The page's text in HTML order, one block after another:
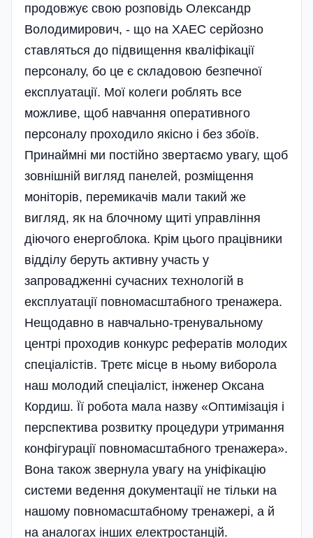
продовжує свою розповідь Олександр
Володимирович, - що на ХАЕС серйозно
ставляться до під­ви­щення квалі­фікації
персоналу, бо це є складовою безпечної
експлуатації. Мої колеги роблять все
можливе, щоб навчання оперативного
персоналу проходило якісно і без збоїв.
Принаймні ми постійно звертаємо увагу, щоб
зовнішній вигляд панелей, розміщення
моніторів, перемикачів мали такий же
вигляд, як на блочному щиті управління
діючого енергоблока. Крім цього працівники
відділу беруть активну участь у
запровадженні сучасних технологій в
експлуатації повномасштабного тренажера.
Нещодавно в навчально-тренувальному
центрі проходив конкурс рефератів молодих
спеці­алістів. Третє місце в ньому виборола
наш молодий спеціаліст, інженер Оксана
Кордиш. Її робота мала назву «Оптимізація і
перспектива розвитку процедури утримання
конфігурації повномасштабного тренажера».
Вона також звернула увагу на уніфікацію
системи ведення документації не тільки на
нашому повномасштабному тренажері, а й
на аналогах інших електростанцій.